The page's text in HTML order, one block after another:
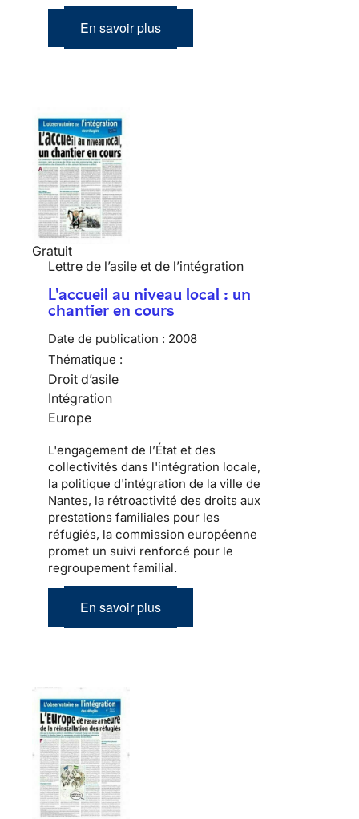
En savoir plus
Gratuit
Lettre de l’asile et de l’intégration
L'accueil au niveau local : un
chantier en cours
Date de publication : 2008
Thématique :
Droit d’asile
Intégration
Europe
L'engagement de l’État et des
collectivités dans l'intégration locale,
la politique d'intégration de la ville de
Nantes, la rétroactivité des droits aux
prestations familiales pour les
réfugiés, la commission européenne
promet un suivi renforcé pour le
regroupement familial.
En savoir plus